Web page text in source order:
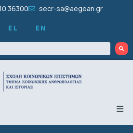
36300 secr-sa@aegean.gr
EL EN